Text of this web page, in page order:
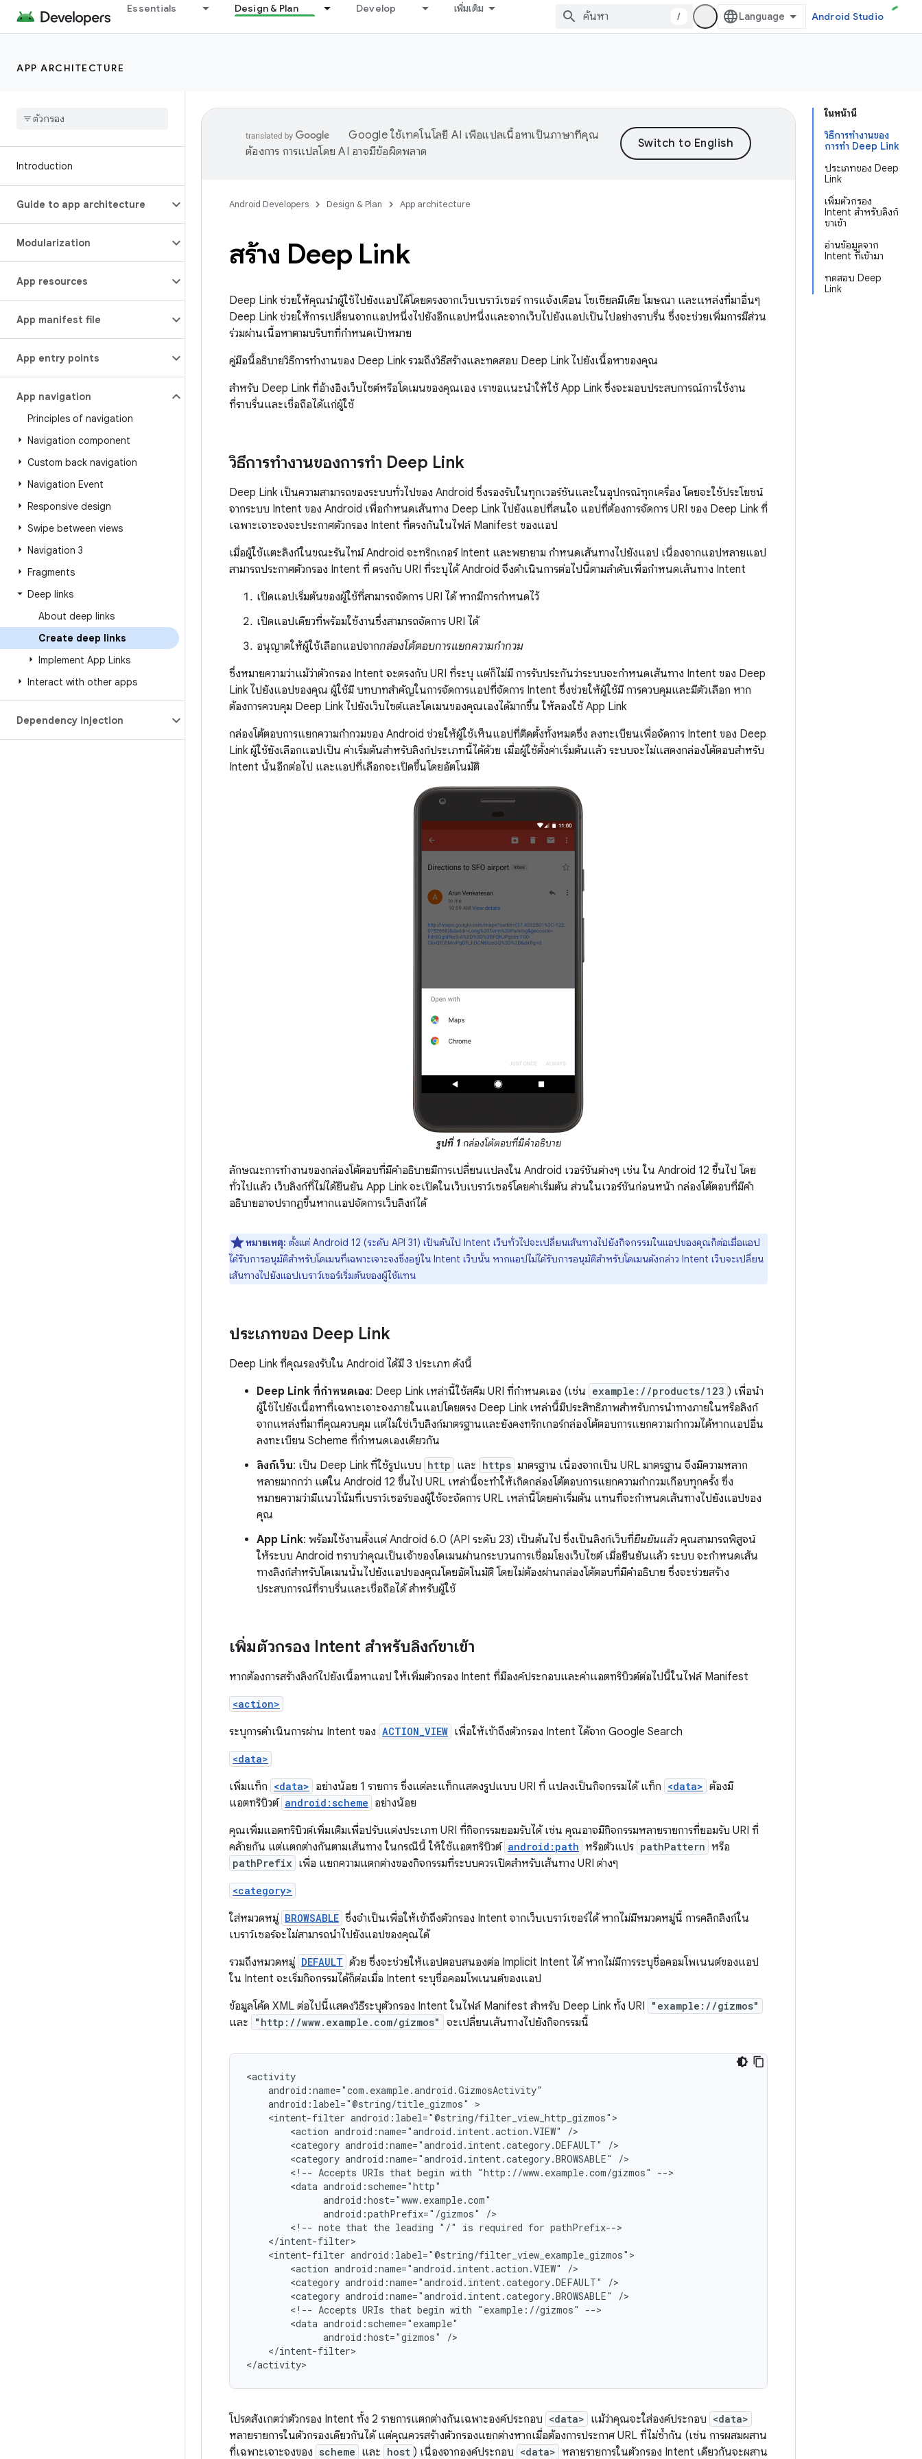
Essentials Design & Plan Develop เพิ่มเติม
/ Android Studio
APP ARCHITECTURE
Introduction
Guide to app architecture
Modularization
App resources
App manifest file
App entry points
App navigation
Principles of navigation
Navigation component
Custom back navigation
Navigation Event
Responsive design
Swipe between views
Navigation 3
Fragments
Deep links
About deep links
Create deep links
Implement App Links
Interact with other apps
Dependency injection
ในหน้านี้
วิธีการทำงานของ
การทำ Deep Link
ประเภทของ Deep
Link
เพิ่มตัวกรอง
Intent สำหรับลิงก์
ขาเข้า
อ่านข้อมูลจาก
Intent ที่เข้ามา
ทดสอบ Deep
Link
Google ใช้เทคโนโลยี AI เพื่อแปลเนื้อหาเป็นภาษาที่คุณ
ต้องการ การแปลโดย AI อาจมีข้อผิดพลาด
Android Developers Design & Plan App architecture
สร้าง Deep Link
Deep Link ช่วยให้คุณนําผู้ใช้ไปยังแอปได้โดยตรงจากเว็บเบราว์เซอร์ การแจ้งเตือน โซเชียลมีเดีย โฆษณา และแหล่งที่มาอื่นๆ
Deep Link ช่วยให้การเปลี่ยนจากแอปหนึ่งไปยังอีกแอปหนึ่งและจากเว็บไปยังแอปเป็นไปอย่างราบรื่น ซึ่งจะช่วยเพิ่มการมีส่วน
ร่วมผ่านเนื้อหาตามบริบทที่กำหนดเป้าหมาย
คู่มือนี้อธิบายวิธีการทำงานของ Deep Link รวมถึงวิธีสร้างและทดสอบ Deep Link ไปยังเนื้อหาของคุณ
สำหรับ Deep Link ที่อ้างอิงเว็บไซต์หรือโดเมนของคุณเอง เราขอแนะนำให้ใช้ App Link ซึ่งจะมอบประสบการณ์การใช้งาน
ที่ราบรื่นและเชื่อถือได้แก่ผู้ใช้
วิธีการทำงานของการทำ Deep Link
Deep Link เป็นความสามารถของระบบทั่วไปของ Android ซึ่งรองรับในทุกเวอร์ชันและในอุปกรณ์ทุกเครื่อง โดยจะใช้ประโยชน์
จากระบบ Intent ของ Android เพื่อกำหนดเส้นทาง Deep Link ไปยังแอปที่สนใจ แอปที่ต้องการจัดการ URI ของ Deep Link ที่
เฉพาะเจาะจงจะประกาศตัวกรอง Intent ที่ตรงกันในไฟล์ Manifest ของแอป
เมื่อผู้ใช้แตะลิงก์ในขณะรันไทม์ Android จะทริกเกอร์ Intent และพยายาม กำหนดเส้นทางไปยังแอป เนื่องจากแอปหลายแอป
สามารถประกาศตัวกรอง Intent ที่ ตรงกับ URI ที่ระบุได้ Android จึงดำเนินการต่อไปนี้ตามลำดับเพื่อกำหนดเส้นทาง Intent
เปิดแอปเริ่มต้นของผู้ใช้ที่สามารถจัดการ URI ได้ หากมีการกำหนดไว้
เปิดแอปเดียวที่พร้อมใช้งานซึ่งสามารถจัดการ URI ได้
อนุญาตให้ผู้ใช้เลือกแอปจากกล่องโต้ตอบการแยกความกำกวม
ซึ่งหมายความว่าแม้ว่าตัวกรอง Intent จะตรงกับ URI ที่ระบุ แต่ก็ไม่มี การรับประกันว่าระบบจะกำหนดเส้นทาง Intent ของ Deep
Link ไปยังแอปของคุณ ผู้ใช้มี บทบาทสำคัญในการจัดการแอปที่จัดการ Intent ซึ่งช่วยให้ผู้ใช้มี การควบคุมและมีตัวเลือก หาก
ต้องการควบคุม Deep Link ไปยังเว็บไซต์และโดเมนของคุณเองได้มากขึ้น ให้ลองใช้ App Link
กล่องโต้ตอบการแยกความกำกวมของ Android ช่วยให้ผู้ใช้เห็นแอปที่ติดตั้งทั้งหมดซึ่ง ลงทะเบียนเพื่อจัดการ Intent ของ Deep
Link ผู้ใช้ยังเลือกแอปเป็น ค่าเริ่มต้นสำหรับลิงก์ประเภทนี้ได้ด้วย เมื่อผู้ใช้ตั้งค่าเริ่มต้นแล้ว ระบบจะไม่แสดงกล่องโต้ตอบสำหรับ
Intent นั้นอีกต่อไป และแอปที่เลือกจะเปิดขึ้นโดยอัตโนมัติ
รูปที่ 1กล่องโต้ตอบที่มีคำอธิบาย
ลักษณะการทำงานของกล่องโต้ตอบที่มีคำอธิบายมีการเปลี่ยนแปลงใน Android เวอร์ชันต่างๆ เช่น ใน Android 12 ขึ้นไป โดย
ทั่วไปแล้ว เว็บลิงก์ที่ไม่ได้ยืนยัน App Link จะเปิดในเว็บเบราว์เซอร์โดยค่าเริ่มต้น ส่วนในเวอร์ชันก่อนหน้า กล่องโต้ตอบที่มีคำ
อธิบายอาจปรากฏขึ้นหากแอปจัดการเว็บลิงก์ได้
หมายเหตุ: ตั้งแต่ Android 12 (ระดับ API 31) เป็นต้นไป Intent เว็บทั่วไปจะเปลี่ยนเส้นทางไปยังกิจกรรมในแอปของคุณก็ต่อเมื่อแอป
ได้รับการอนุมัติสำหรับโดเมนที่เฉพาะเจาะจงซึ่งอยู่ใน Intent เว็บนั้น หากแอปไม่ได้รับการอนุมัติสำหรับโดเมนดังกล่าว Intent เว็บจะเปลี่ยน
เส้นทางไปยังแอปเบราว์เซอร์เริ่มต้นของผู้ใช้แทน
ประเภทของ Deep Link
Deep Link ที่คุณรองรับใน Android ได้มี 3 ประเภท ดังนี้
Deep Link ที่กำหนดเอง: Deep Link เหล่านี้ใช้สคีม URI ที่กำหนดเอง (เช่น example://products/123 ) เพื่อนำ
ผู้ใช้ไปยังเนื้อหาที่เฉพาะเจาะจงภายในแอปโดยตรง Deep Link เหล่านี้มีประสิทธิภาพสำหรับการนำทางภายในหรือลิงก์
จากแหล่งที่มาที่คุณควบคุม แต่ไม่ใช่เว็บลิงก์มาตรฐานและยังคงทริกเกอร์กล่องโต้ตอบการแยกความกำกวมได้หากแอปอื่น
ลงทะเบียน Scheme ที่กำหนดเองเดียวกัน
ลิงก์เว็บ: เป็น Deep Link ที่ใช้รูปแบบ http และ https มาตรฐาน เนื่องจากเป็น URL มาตรฐาน จึงมีความหลาก
หลายมากกว่า แต่ใน Android 12 ขึ้นไป URL เหล่านี้จะทําให้เกิดกล่องโต้ตอบการแยกความกำกวมเกือบทุกครั้ง ซึ่ง
หมายความว่ามีแนวโน้มที่เบราว์เซอร์ของผู้ใช้จะจัดการ URL เหล่านี้โดยค่าเริ่มต้น แทนที่จะกำหนดเส้นทางไปยังแอปของ
คุณ
App Link: พร้อมใช้งานตั้งแต่ Android 6.0 (API ระดับ 23) เป็นต้นไป ซึ่งเป็นลิงก์เว็บที่ยืนยันแล้ว คุณสามารถพิสูจน์
ให้ระบบ Android ทราบว่าคุณเป็นเจ้าของโดเมนผ่านกระบวนการเชื่อมโยงเว็บไซต์ เมื่อยืนยันแล้ว ระบบ จะกำหนดเส้น
ทางลิงก์สำหรับโดเมนนั้นไปยังแอปของคุณโดยอัตโนมัติ โดยไม่ต้องผ่านกล่องโต้ตอบที่มีคำอธิบาย ซึ่งจะช่วยสร้าง
ประสบการณ์ที่ราบรื่นและเชื่อถือได้ สำหรับผู้ใช้
เพิ่มตัวกรอง Intent สำหรับลิงก์ขาเข้า
หากต้องการสร้างลิงก์ไปยังเนื้อหาแอป ให้เพิ่มตัวกรอง Intent ที่มีองค์ประกอบและค่าแอตทริบิวต์ต่อไปนี้ในไฟล์ Manifest
<action>
ระบุการดำเนินการผ่าน Intent ของ ACTION_VIEW เพื่อให้เข้าถึงตัวกรอง Intent ได้จาก Google Search
<data>
เพิ่มแท็ก <data> อย่างน้อย 1 รายการ ซึ่งแต่ละแท็กแสดงรูปแบบ URI ที่ แปลงเป็นกิจกรรมได้ แท็ก <data> ต้องมี
แอตทริบิวต์ android:scheme อย่างน้อย
คุณเพิ่มแอตทริบิวต์เพิ่มเติมเพื่อปรับแต่งประเภท URI ที่กิจกรรมยอมรับได้ เช่น คุณอาจมีกิจกรรมหลายรายการที่ยอมรับ URI ที่
คล้ายกัน แต่แตกต่างกันตามเส้นทาง ในกรณีนี้ ให้ใช้แอตทริบิวต์ android:path หรือตัวแปร pathPattern หรือ
pathPrefix เพื่อ แยกความแตกต่างของกิจกรรมที่ระบบควรเปิดสำหรับเส้นทาง URI ต่างๆ
<category>
ใส่หมวดหมู่ BROWSABLE ซึ่งจำเป็นเพื่อให้เข้าถึงตัวกรอง Intent จากเว็บเบราว์เซอร์ได้ หากไม่มีหมวดหมู่นี้ การคลิกลิงก์ใน
เบราว์เซอร์จะไม่สามารถนำไปยังแอปของคุณได้
รวมถึงหมวดหมู่ DEFAULT ด้วย ซึ่งจะช่วยให้แอปตอบสนองต่อ Implicit Intent ได้ หากไม่มีการระบุชื่อคอมโพเนนต์ของแอป
ใน Intent จะเริ่มกิจกรรมได้ก็ต่อเมื่อ Intent ระบุชื่อคอมโพเนนต์ของแอป
ข้อมูลโค้ด XML ต่อไปนี้แสดงวิธีระบุตัวกรอง Intent ในไฟล์ Manifest สำหรับ Deep Link ทั้ง URI
"example://gizmos"
และ "http://www.example.com/gizmos" จะเปลี่ยนเส้นทางไปยังกิจกรรมนี้
android:label="@string/title_gizmos"
<intent-filter
<action android:name="android.intent.action.VIEW"
<category android:name="android.intent.category.DEFAULT"
<category android:name="android.intent.category.BROWSABLE"
<!-- Accepts URIs that begin with "http://www.example.com/gizmos"
<data
android:pathPrefix="/gizmos"
<!-- note that the leading "/" is required for
<intent-filter
<action android:name="android.intent.action.VIEW"
<category android:name="android.intent.category.DEFAULT"
<category android:name="android.intent.category.BROWSABLE"
<!-- Accepts URIs that begin with "example://gizmos"
<data
android:host="gizmos"
</intent-filter>
โปรดสังเกตว่าตัวกรอง Intent ทั้ง 2 รายการแตกต่างกันเฉพาะองค์ประกอบ <data> แม้ว่าคุณจะใส่องค์ประกอบ <data>
หลายรายการในตัวกรองเดียวกันได้ แต่คุณควรสร้างตัวกรองแยกต่างหากเมื่อต้องการประกาศ URL ที่ไม่ซ้ำกัน (เช่น การผสมผสาน
ที่เฉพาะเจาะจงของ scheme และ host ) เนื่องจากองค์ประกอบ <data> หลายรายการในตัวกรอง Intent เดียวกันจะผสาน